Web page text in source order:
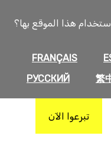
هذا الموقع بها؟
FRANÇAIS
繁
РУССКИЙ
تبرعوا الآن